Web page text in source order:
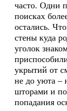
часто. Одни
поисках
остались.
стены куда
уголок
укрытий от
не до уюта –
шторами и
попадания